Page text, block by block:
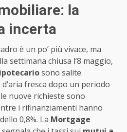
la
incerta
è un po’ più vivace, ma
settimana chiusa l’8 maggio,
sono salite
d’aria fresca dopo un periodo
nuove richieste sono
i rifinanziamenti hanno
0,8%. La Mortgage